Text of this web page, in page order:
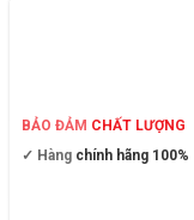
BẢO ĐẢM CHẤT LƯỢNG
✓ Hàng chính hãng 100%